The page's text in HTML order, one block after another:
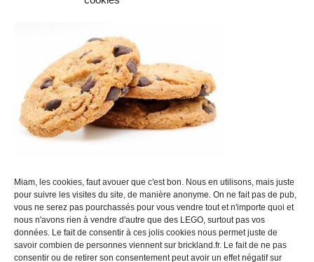
Miam, les cookies, faut avouer que c'est bon. Nous en utilisons, mais juste
pour suivre les visites du site, de manière anonyme. On ne fait pas de pub,
vous ne serez pas pourchassés pour vous vendre tout et n'importe quoi et
nous n'avons rien à vendre d'autre que des LEGO, surtout pas vos
données. Le fait de consentir à ces jolis cookies nous permet juste de
savoir combien de personnes viennent sur brickland.fr. Le fait de ne pas
consentir ou de retirer son consentement peut avoir un effet négatif sur
Mentions légales
CGV et mentions légales
Brickland.fr ne se revendique pas de l'écosystème LEGO.